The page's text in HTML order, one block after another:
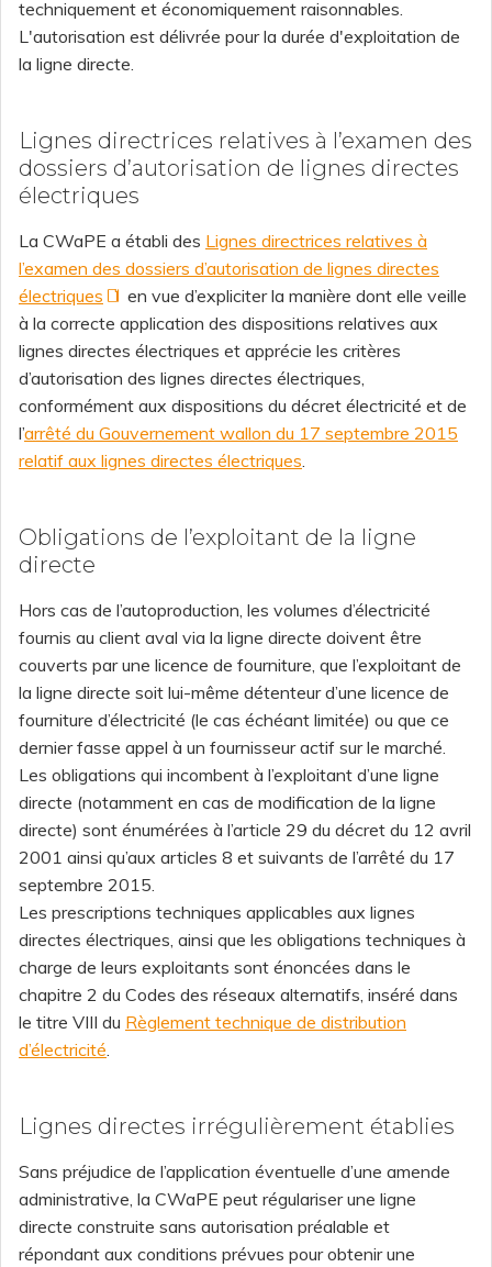
techniquement et économiquement raisonnables.
L'autorisation est délivrée pour la durée d'exploitation de
la ligne directe.
Lignes directrices relatives à l’examen des
dossiers d’autorisation de lignes directes
électriques
La CWaPE a établi des Lignes directrices relatives à
l’examen des dossiers d’autorisation de lignes directes
électriques
en vue d’expliciter la manière dont elle veille
à la correcte application des dispositions relatives aux
lignes directes électriques et apprécie les critères
d’autorisation des lignes directes électriques,
conformément aux dispositions du décret électricité et de
l’arrêté du Gouvernement wallon du 17 septembre 2015
relatif aux lignes directes électriques.
Obligations de l’exploitant de la ligne
directe
Hors cas de l’autoproduction, les volumes d’électricité
fournis au client aval via la ligne directe doivent être
couverts par une licence de fourniture, que l’exploitant de
la ligne directe soit lui-même détenteur d’une licence de
fourniture d’électricité (le cas échéant limitée) ou que ce
dernier fasse appel à un fournisseur actif sur le marché.
Les obligations qui incombent à l’exploitant d’une ligne
directe (notamment en cas de modification de la ligne
directe) sont énumérées à l’article 29 du décret du 12 avril
2001 ainsi qu’aux articles 8 et suivants de l’arrêté du 17
septembre 2015.
Les prescriptions techniques applicables aux lignes
directes électriques, ainsi que les obligations techniques à
charge de leurs exploitants sont énoncées dans le
chapitre 2 du Codes des réseaux alternatifs, inséré dans
le titre VIII du Règlement technique de distribution
d’électricité.
Lignes directes irrégulièrement établies
Sans préjudice de l’application éventuelle d’une amende
administrative, la CWaPE peut régulariser une ligne
directe construite sans autorisation préalable et
répondant aux conditions prévues pour obtenir une